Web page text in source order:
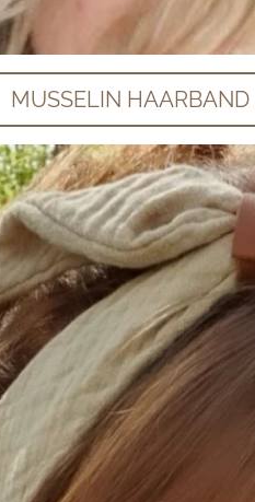
MUSSELIN HAARBAND